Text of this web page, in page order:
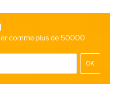
comme plus de 50000
OK